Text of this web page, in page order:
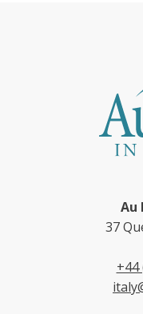
Au
37
+44